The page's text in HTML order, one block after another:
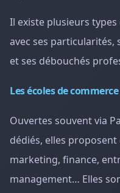
Il existe plusieurs types
avec ses particularités,
et ses débouchés
Les écoles de commerce
Ouvertes souvent via
dédiés, elles
marketing, finance,
management… Elles